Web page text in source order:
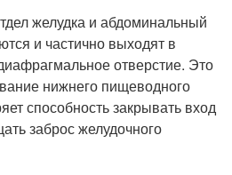
желудка и абдоминальный
и частично выходят в
отверстие. Это
нижнего пищеводного
способность закрывать вход
заброс желудочного